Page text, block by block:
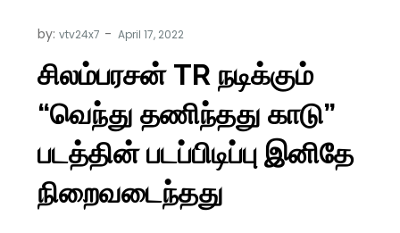
by:vtv24x7
சிலம்பரசன் TR நடிக்கும்
“வெந்து தணிந்தது காடு”
படத்தின் படப்பிடிப்பு இனிதே
நிறைவடைந்தது